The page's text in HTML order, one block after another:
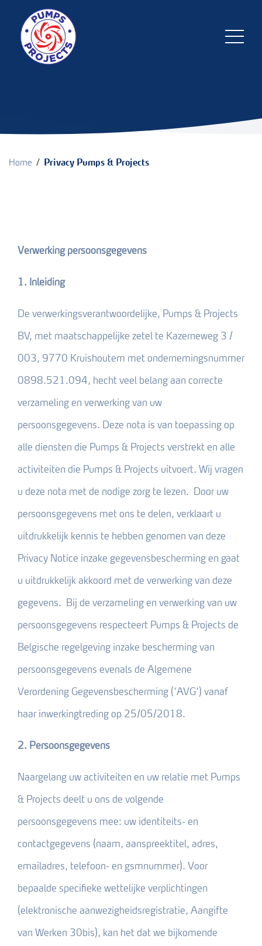
Home / Privacy Pumps & Projects
Verwerking persoonsgegevens
1. Inleiding
De verwerkingsverantwoordelijke, Pumps & Projects
BV, met maatschappelijke zetel te Kazerneweg 3 /
003, 9770 Kruishoutem met ondernemingsnummer
0898.521.094, hecht veel belang aan correcte
verzameling en verwerking van uw
persoonsgegevens. Deze nota is van toepassing op
alle diensten die Pumps & Projects verstrekt en alle
activiteiten die Pumps & Projects uitvoert. Wij vragen
u deze nota met de nodige zorg te lezen. Door uw
persoonsgegevens met ons te delen, verklaart u
uitdrukkelijk kennis te hebben genomen van deze
Privacy Notice inzake gegevensbescherming en gaat
u uitdrukkelijk akkoord met de verwerking van deze
gegevens. Bij de verzameling en verwerking van uw
persoonsgegevens respecteert Pumps & Projects de
Belgische regelgeving inzake bescherming van
persoonsgegevens evenals de Algemene
Verordening Gegevensbescherming (‘AVG’) vanaf
haar inwerkingtreding op 25/05/2018.
2. Persoonsgegevens
Naargelang uw activiteiten en uw relatie met Pumps
& Projects deelt u ons de volgende
persoonsgegevens mee: uw identiteits- en
contactgegevens (naam, aanspreektitel, adres,
emailadres, telefoon- en gsmnummer). Voor
bepaalde specifieke wettelijke verplichtingen
(elektronische aanwezigheidsregistratie, Aangifte
van Werken 30bis), kan het dat we bijkomende